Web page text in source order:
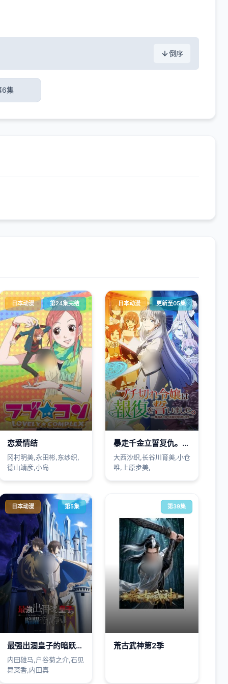
倒序
6集
日本动漫 第24集完结
恋爱情结
冈村明美,永田彬,东纱织,
德山靖彦,小岛
日本动漫 更新至05集
暴走千金立誓复仇。～用魔导书之力碾碎祖国～
大西沙织,长谷川育美,小仓
唯,上原步美,
日本动漫 第5集
最强出涸皇子的暗跃帝位争夺最強出涸
内田雄马,户谷菊之介,石见
舞菜香,内田真
第39集
荒古武神第2季